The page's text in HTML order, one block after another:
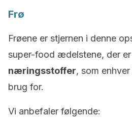
Frø
Frøene er stjernen i denne
super-food ædelstene, der er
næringsstoffer, som
brug for.
Vi anbefaler følgende: